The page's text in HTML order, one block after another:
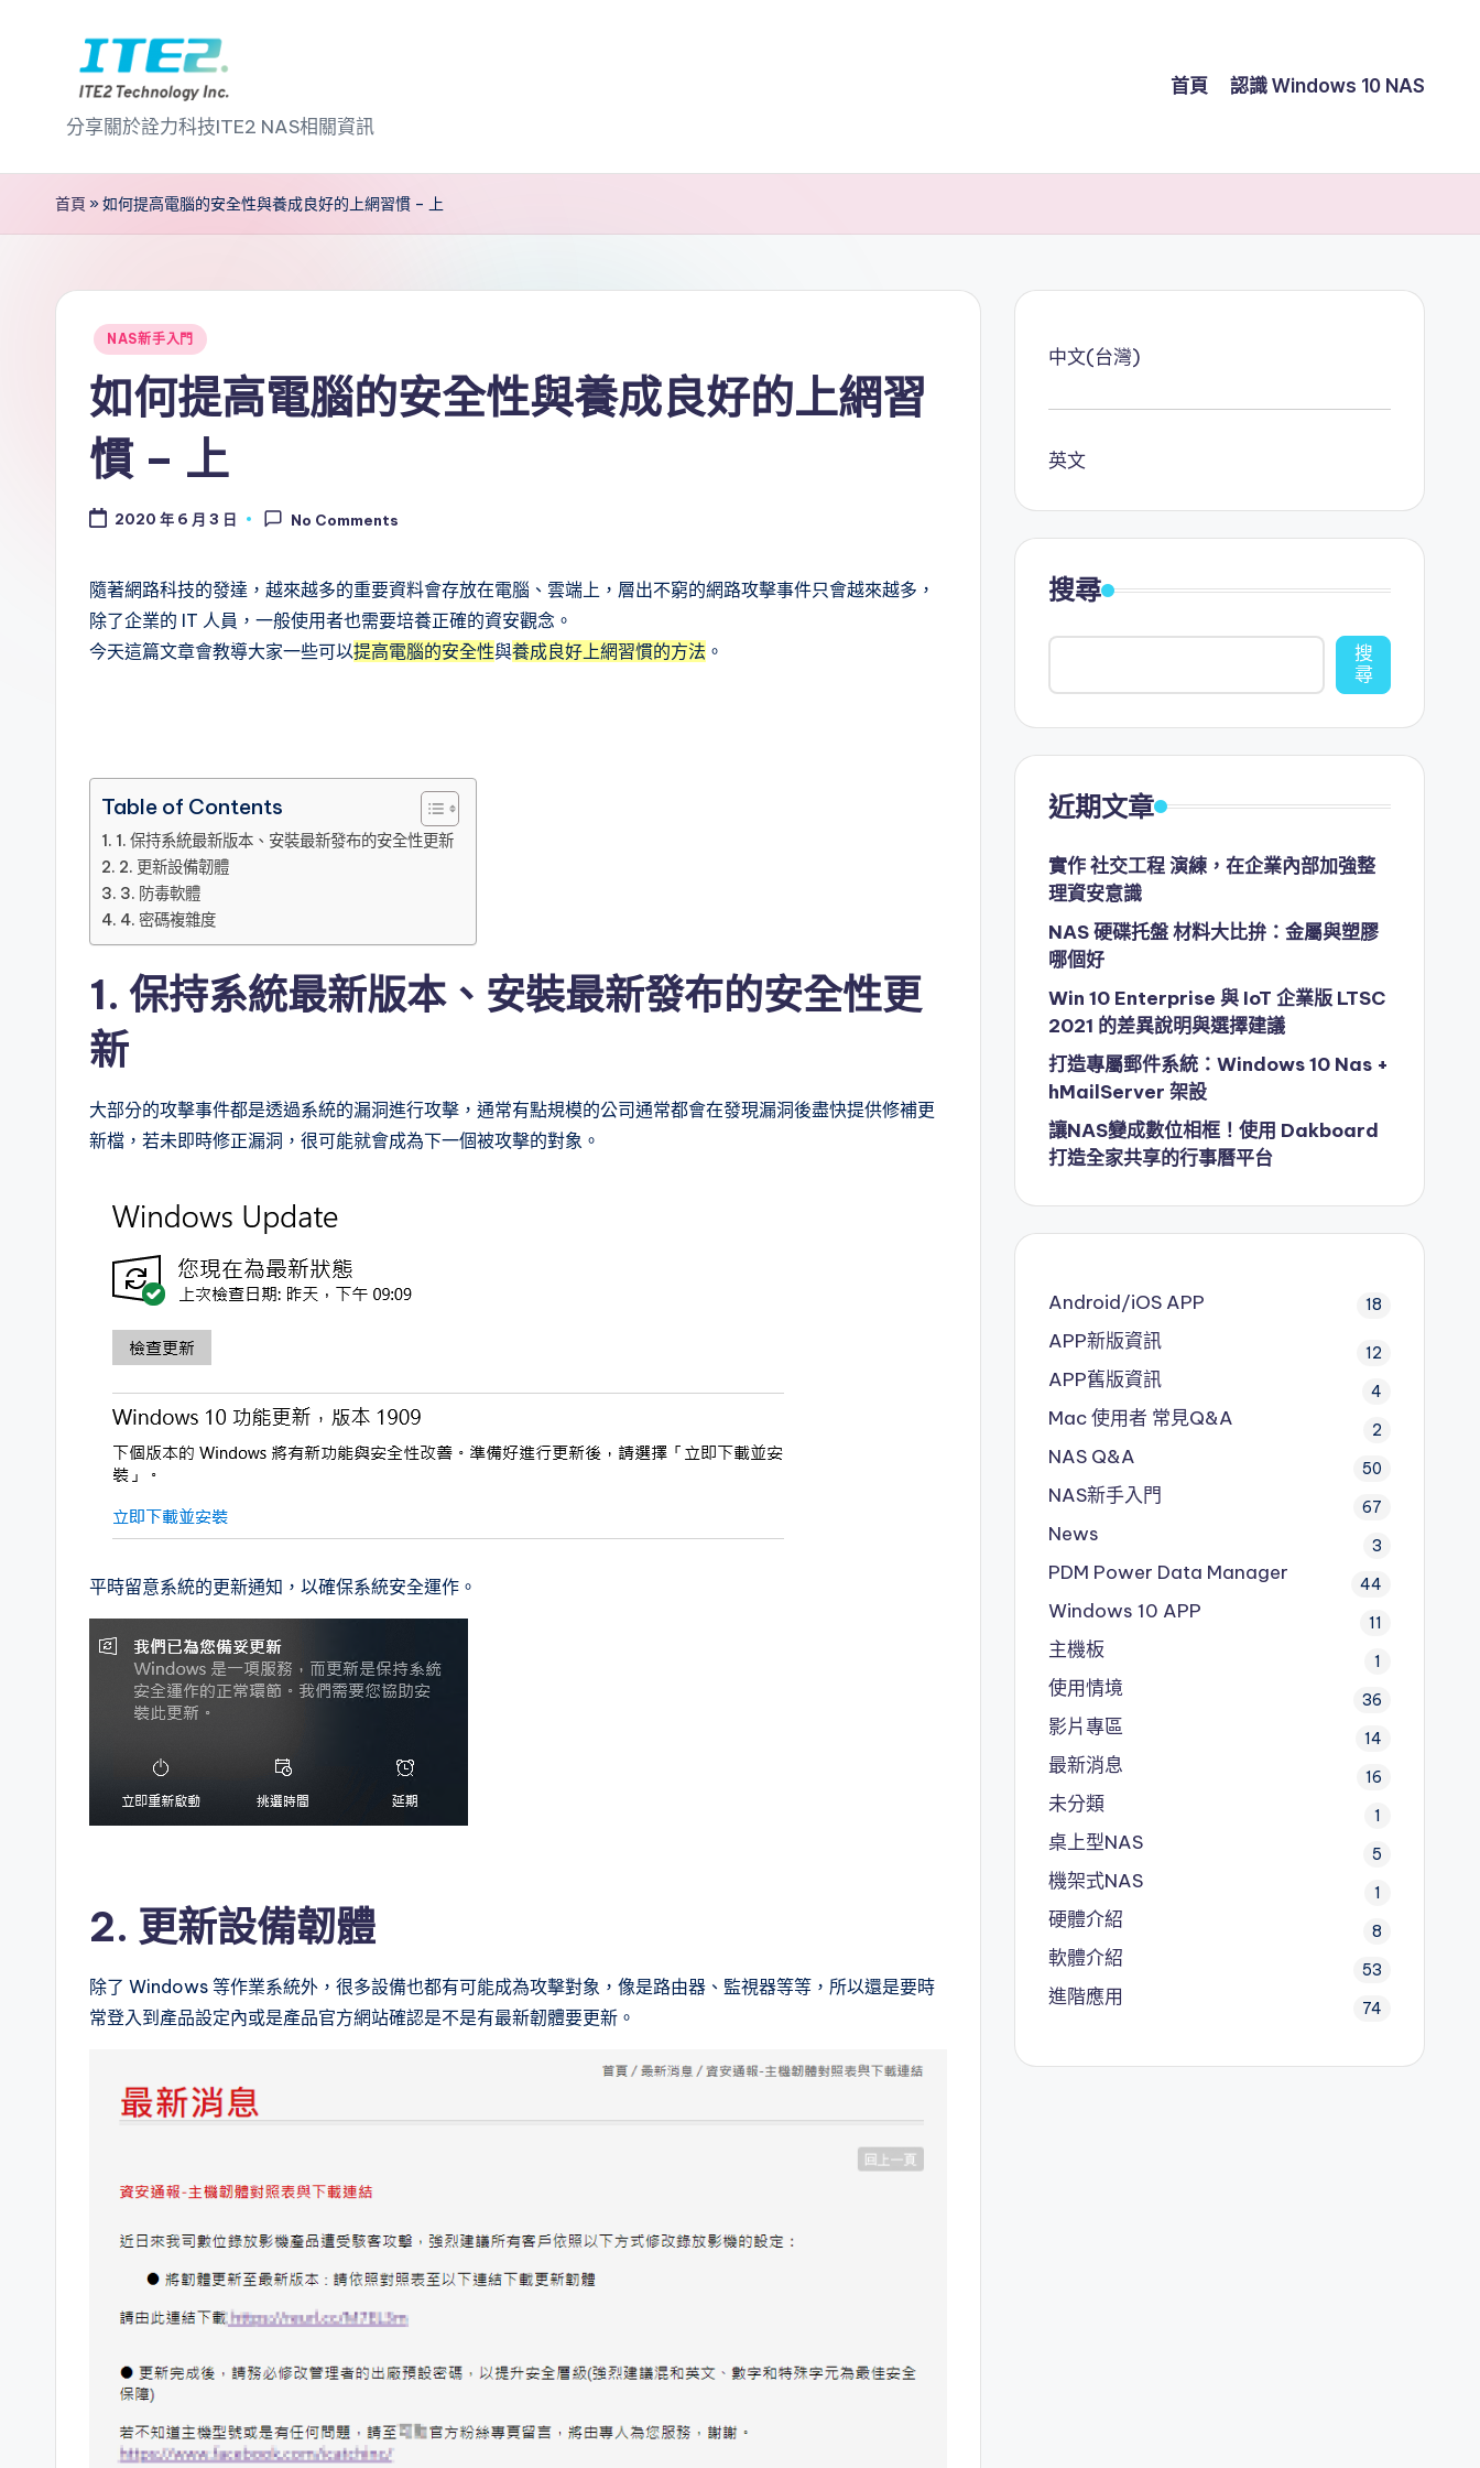
contentI
T
E
分享關於詮力科技ITE2 NAS相關資訊
首頁 認識 Windows 10 NAS
首頁 »如何提高電腦的安全性與養成良好的上網習慣 – 上
Posted
NAS新手入門
如何提高電腦的安全性與養成良好的上網習
慣 – 上
2020 年 6 月 3 日 No Comments
隨著網路科技的發達，越來越多的重要資料會存放在電腦、雲端上，層出不窮的網路攻擊事件只會越來越多，
除了企業的 IT 人員，一般使用者也需要培養正確的資安觀念。
今天這篇文章會教導大家一些可以提高電腦的安全性與養成良好上網習慣的方法 。
Table of Contents
1. 保持系統最新版本、安裝最新發布的安全性更新
2. 更新設備韌體
3. 防毒軟體
4. 密碼複雜度
1. 保持系統最新版本、安裝最新發布的安全性更
新
大部分的攻擊事件都是透過系統的漏洞進行攻擊，通常有點規模的公司通常都會在發現漏洞後盡快提供修補更
新檔，若未即時修正漏洞，很可能就會成為下一個被攻擊的對象。
平時留意系統的更新通知，以確保系統安全運作。
2. 更新設備韌體
除了 Windows 等作業系統外，很多設備也都有可能成為攻擊對象，像是路由器、監視器等等，所以還是要時
常登入到產品設定內或是產品官方網站確認是不是有最新韌體要更新。
中文(台灣)
英文
搜尋
搜
尋
近期文章
實作 社交工程 演練，在企業內部加強整
理資安意識
NAS 硬碟托盤 材料大比拚：金屬與塑膠
哪個好
Win 10 Enterprise 與 IoT 企業版 LTSC
2021 的差異說明與選擇建議
打造專屬郵件系統：Windows 10 Nas +
hMailServer 架設
讓NAS變成數位相框！使用 Dakboard
打造全家共享的行事曆平台
Android/iOS APP 18
APP新版資訊 12
APP舊版資訊 4
Mac 使用者 常見Q&A 2
NAS Q&A 50
NAS新手入門 67
News 3
PDM Power Data Manager 44
Windows 10 APP 11
主機板 1
使用情境 36
影片專區 14
最新消息 16
未分類 1
桌上型NAS 5
機架式NAS 1
硬體介紹 8
軟體介紹 53
進階應用 74